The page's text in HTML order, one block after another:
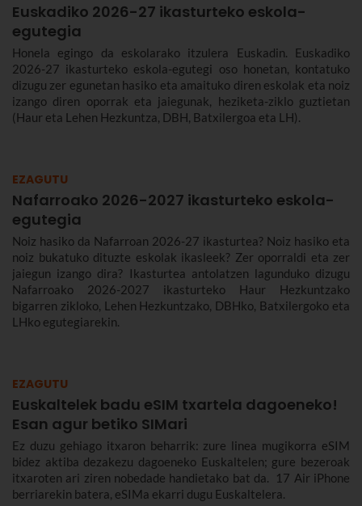
Euskadiko 2026-27 ikasturteko eskola-
egutegia
Honela egingo da eskolarako itzulera Euskadin. Euskadiko
2026-27 ikasturteko eskola-egutegi oso honetan, kontatuko
dizugu zer egunetan hasiko eta amaituko diren eskolak eta noiz
izango diren oporrak eta jaiegunak, heziketa-ziklo guztietan
(Haur eta Lehen Hezkuntza, DBH, Batxilergoa eta LH).
EZAGUTU
Nafarroako 2026-2027 ikasturteko eskola-
egutegia
Noiz hasiko da Nafarroan 2026-27 ikasturtea? Noiz hasiko eta
noiz bukatuko dituzte eskolak ikasleek? Zer oporraldi eta zer
jaiegun izango dira? Ikasturtea antolatzen lagunduko dizugu
Nafarroako 2026-2027 ikasturteko Haur Hezkuntzako
bigarren zikloko, Lehen Hezkuntzako, DBHko, Batxilergoko eta
LHko egutegiarekin.
EZAGUTU
Euskaltelek badu eSIM txartela dagoeneko!
Esan agur betiko SIMari
Ez duzu gehiago itxaron beharrik: zure linea mugikorra eSIM
bidez aktiba dezakezu dagoeneko Euskaltelen; gure bezeroak
itxaroten ari ziren nobedade handietako bat da. 17 Air iPhone
berriarekin batera, eSIMa ekarri dugu Euskaltelera.